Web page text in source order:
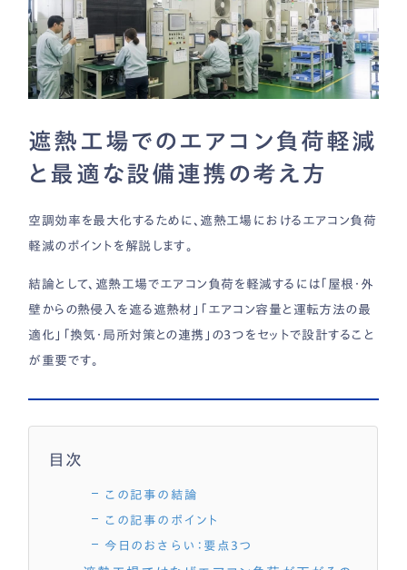
遮熱工場でのエアコン負荷軽減
と最適な設備連携の考え方
空調効率を最大化するために、遮熱工場におけるエアコン負荷
軽減のポイントを解説します。
結論として、遮熱工場でエアコン負荷を軽減するには「屋根・外
壁からの熱侵入を遮る遮熱材」「エアコン容量と運転方法の最
適化」「換気・局所対策との連携」の3つをセットで設計すること
が重要です。
目次
この記事の結論
この記事のポイント
今日のおさらい：要点3つ